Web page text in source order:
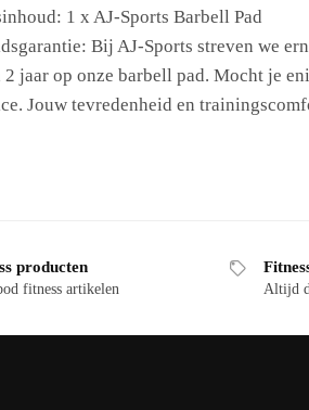
1 x AJ-Sports Barbell Pad
Bij AJ-Sports streven we
2 jaar op onze barbell pad. Mocht je
Jouw tevredenheid en
producten
fitness artikelen Altijd